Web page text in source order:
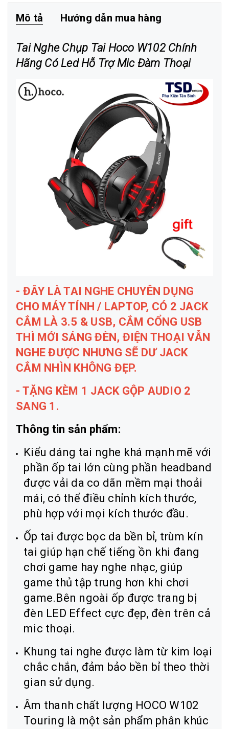
Mô tả Hướng dẫn mua hàng
Tai Nghe Chụp Tai Hoco W102 Chính
Hãng Có Led Hỗ Trợ Mic Đàm Thoại
- ĐÂY LÀ TAI NGHE CHUYÊN DỤNG
CHO MÁY TÍNH / LAPTOP, CÓ 2 JACK
CẮM LÀ 3.5 & USB, CẮM CỔNG USB
THÌ MỚI SÁNG ĐÈN, ĐIỆN THOẠI VẪN
NGHE ĐƯỢC NHƯNG SẼ DƯ JACK
CẮM NHÌN KHÔNG ĐẸP.
- TẶNG KÈM 1 JACK GỘP AUDIO 2
SANG 1.
Thông tin sản phẩm:
Kiểu dáng tai nghe khá mạnh mẽ với
phần ốp tai lớn cùng phần headband
được vải da co dãn mềm mại thoải
mái, có thể điều chỉnh kích thước,
phù hợp với mọi kích thước đầu.
Ốp tai được bọc da bền bỉ, trùm kín
tai giúp hạn chế tiếng ồn khi đang
chơi game hay nghe nhạc, giúp
game thủ tập trung hơn khi chơi
game.Bên ngoài ốp được trang bị
đèn LED Effect cực đẹp, đèn trên cả
mic thoại.
Khung tai nghe được làm từ kim loại
chắc chắn, đảm bảo bền bỉ theo thời
gian sử dụng.
Âm thanh chất lượng HOCO W102
Touring là một sản phẩm phân khúc